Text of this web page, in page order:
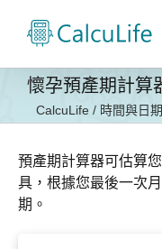
懷孕預產期計算
CalcuLife / 時間與日期
預產期計算器可估算
具，根據您最後一次
期。